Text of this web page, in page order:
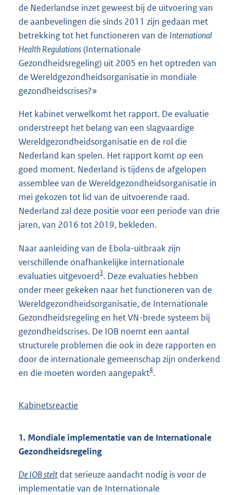
de Nederlandse inzet geweest bij de uitvoering van
de aanbevelingen die sinds 2011 zijn gedaan met
betrekking tot het functioneren van de International
Health Regulations(Internationale
Gezondheidsregeling) uit 2005 en het optreden van
de Wereldgezondheidsorganisatie in mondiale
gezondheidscrises?»
Het kabinet verwelkomt het rapport. De evaluatie
onderstreept het belang van een slagvaardige
Wereldgezondheidsorganisatie en de rol die
Nederland kan spelen. Het rapport komt op een
goed moment. Nederland is tijdens de afgelopen
assemblee van de Wereldgezondheidsorganisatie in
mei gekozen tot lid van de uitvoerende raad.
Nederland zal deze positie voor een periode van drie
jaren, van 2016 tot 2019, bekleden.
Naar aanleiding van de Ebola-uitbraak zijn
verschillende onafhankelijke internationale
evaluaties uitgevoerd3. Deze evaluaties hebben
onder meer gekeken naar het functioneren van de
Wereldgezondheidsorganisatie, de Internationale
Gezondheidsregeling en het VN-brede systeem bij
gezondheidscrises. De IOB noemt een aantal
structurele problemen die ook in deze rapporten en
door de internationale gemeenschap zijn onderkend
en die moeten worden aangepakt4.
Kabinetsreactie
1. Mondiale implementatie van de Internationale
Gezondheidsregeling
De IOB stelt dat serieuze aandacht nodig is voor de
implementatie van de Internationale